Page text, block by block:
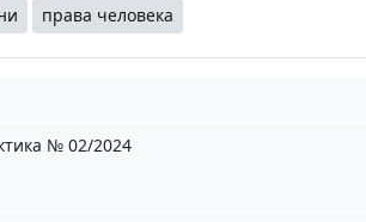
права человека
№ 02/2024